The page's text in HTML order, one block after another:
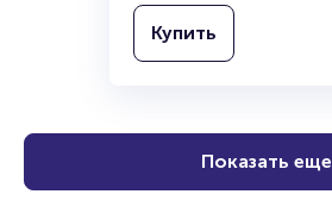
Купить
Показать еще